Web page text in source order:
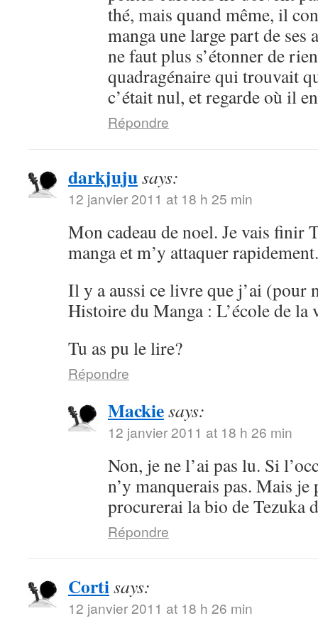
thé, mais quand même, il
manga une large part de ses
ne faut plus s’étonner de
quadragénaire qui trouvait
c’était nul, et regarde où il
Répondre
darkjujusays:
12 janvier 2011 at 18 h 25 min
Mon cadeau de noel. Je vais finir
manga et m’y attaquer rapidement.
Il y a aussi ce livre que j’ai (pour
Histoire du Manga : L’école de la
Tu as pu le lire?
Répondre
Mackiesays:
12 janvier 2011 at 18 h 26 min
Non, je ne l’ai pas lu. Si
n’y manquerais pas. Mais je
procurerai la bio de Tezuka
Répondre
Cortisays:
12 janvier 2011 at 18 h 26 min